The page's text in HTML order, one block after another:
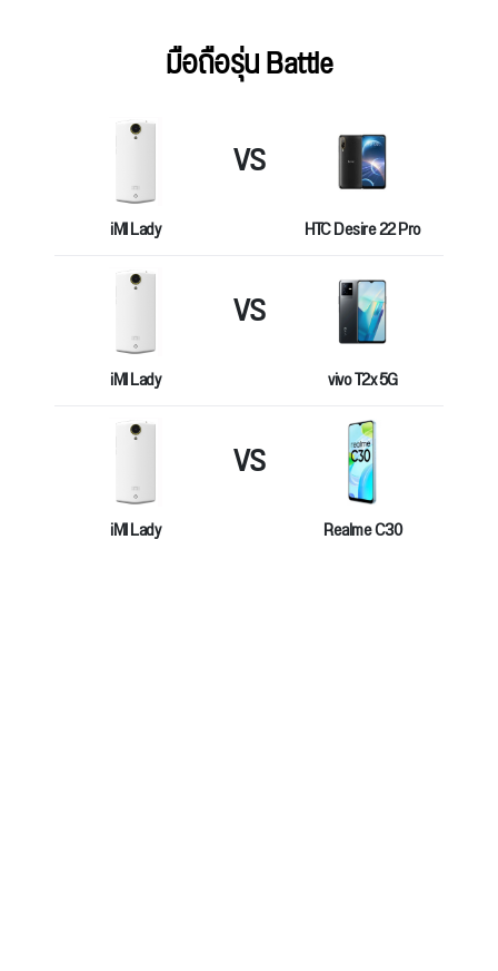
มือถือรุ่น Battle
iMI Lady
VS
HTC Desire 22 Pro
iMI Lady
VS
vivo T2x 5G
iMI Lady
VS
Realme C30